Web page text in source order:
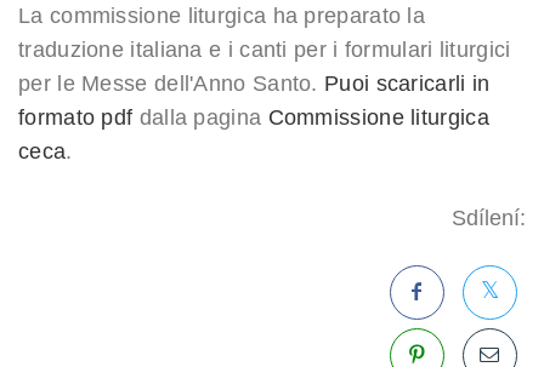
La commissione liturgica ha preparato la
traduzione italiana e i canti per i formulari liturgici
per le Messe dell'Anno Santo. Puoi scaricarli in
formato pdf dalla pagina Commissione liturgica
ceca.
Sdílení: